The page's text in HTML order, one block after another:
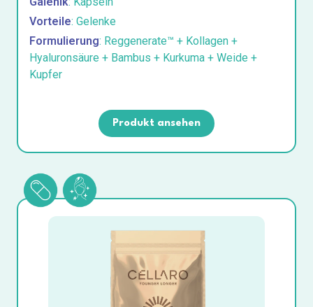
Vorteile: Gelenke
Formulierung: Reggenerate™ + Kollagen +
Hyaluronsäure + Bambus + Kurkuma + Weide +
Kupfer
Produkt ansehen